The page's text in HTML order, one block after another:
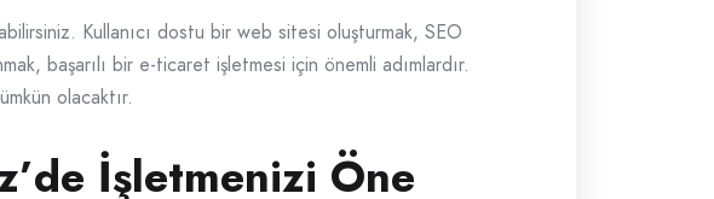
Kullanıcı dostu bir web sitesi oluşturmak, SEO
başarılı bir e-ticaret işletmesi için önemli adımlardır.
olacaktır.
İşletmenizi Öne